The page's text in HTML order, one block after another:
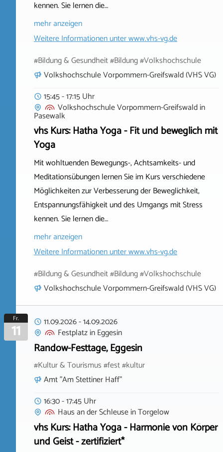
kennen. Sie lernen die…
mehr anzeigen
Weitere Informationen unterwww.vhs-vg.de
#Bildung & Gesundheit #Bildung #Volkshochschule
Volkshochschule Vorpommern-Greifswald (VHS VG)
15:45 - 17:15 Uhr
Volkshochschule Vorpommern-Greifswaldin
Pasewalk
vhs Kurs: Hatha Yoga - Fit und beweglich mit
Yoga
Mit wohltuenden Bewegungs-, Achtsamkeits- und
Meditationsübungen lernen Sie im Kurs verschiedene
Möglichkeiten zur Verbesserung der Beweglichkeit,
Entspannungsfähigkeit und des Umgangs mit Stress
kennen. Sie lernen die…
mehr anzeigen
Weitere Informationen unterwww.vhs-vg.de
#Bildung & Gesundheit #Bildung #Volkshochschule
Volkshochschule Vorpommern-Greifswald (VHS VG)
Fr.
11 11.09.2026-14.09.2026
FestplatzinEggesin
Randow-Festtage, Eggesin
#Kultur & Tourismus #fest #kultur
Amt "Am Stettiner Haff"
16:30 - 17:45 Uhr
Haus an der SchleuseinTorgelow
vhs Kurs: Hatha Yoga - Harmonie von Körper
und Geist - zertifiziert*